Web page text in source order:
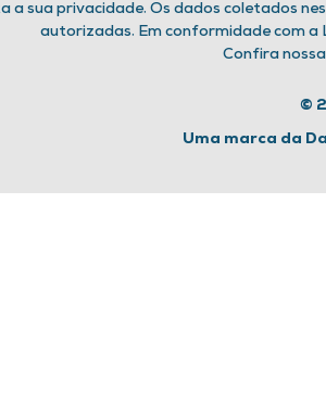
a sua privacidade. Os dados coletados
autorizadas. Em conformidade com a
Confira
©
Uma marca da